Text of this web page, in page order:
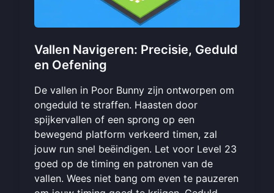
Vallen Navigeren: Precisie, Geduld
en Oefening
De vallen in Poor Bunny zijn ontworpen om
ongeduld te straffen. Haasten door
spijkervallen of een sprong op een
bewegend platform verkeerd timen, zal
jouw run snel beëindigen. Let voor Level 23
goed op de timing en patronen van de
vallen. Wees niet bang om even te pauzeren